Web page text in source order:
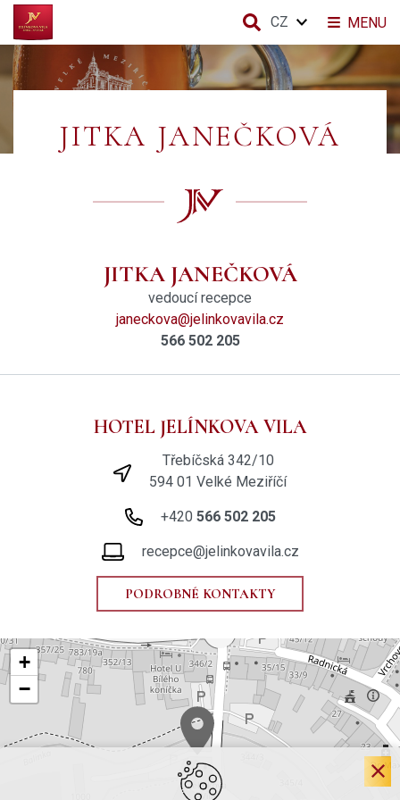
JITKA JANEČKOVÁ
JITKA JANEČKOVÁ
vedoucí recepce
janeckova@jelinkovavila.cz
566 502 205
HOTEL JELÍNKOVA VILA
Třebíčská 342/10
594 01 Velké Meziříčí
+420 566 502 205
recepce@jelinkovavila.cz
PODROBNÉ KONTAKTY
+
−
MENU
CZ